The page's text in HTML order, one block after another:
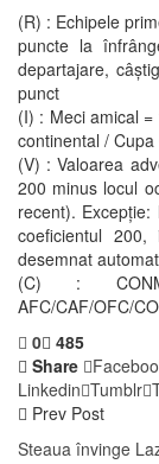
(R) : Echipele
puncte la
departajare,
punct
(I) : Meci amical
continental /
(V) : Valoarea
200 minus locul
recent).
coeficientul
desemnat
(C) :
AFC/CAF/OFC/
0 485
Share
Linkedin Tumblr
Prev Post
Steaua învinge